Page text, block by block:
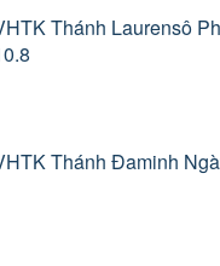
Thánh Laurensô
Thánh Đaminh